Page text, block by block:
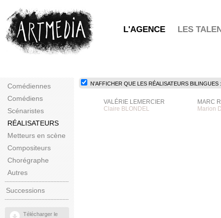
L'AGENCE LES
Comédiennes
Comédiens
Scénaristes
RÉALISATEURS
Metteurs en scène
Compositeurs
Chorégraphe
Autres
Successions
Télécharger le
N'AFFICHER QUE LES RÉALISATEURS BILINGUES :
VALÉRIE LEMERCIER
Claire BLONDEL
MARC
Marion